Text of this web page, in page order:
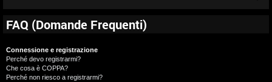
FAQ (Domande Frequenti)
Connessione e registrazione
Perché devo registrarmi?
Che cosa è COPPA?
Perché non riesco a registrarmi?